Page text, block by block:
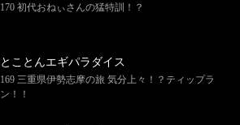
170 初代おねぃさんの猛特訓！？
とことんエギパラダイス
169 三重県伊勢志摩の旅 気分上々！？ティップラ
ン！！